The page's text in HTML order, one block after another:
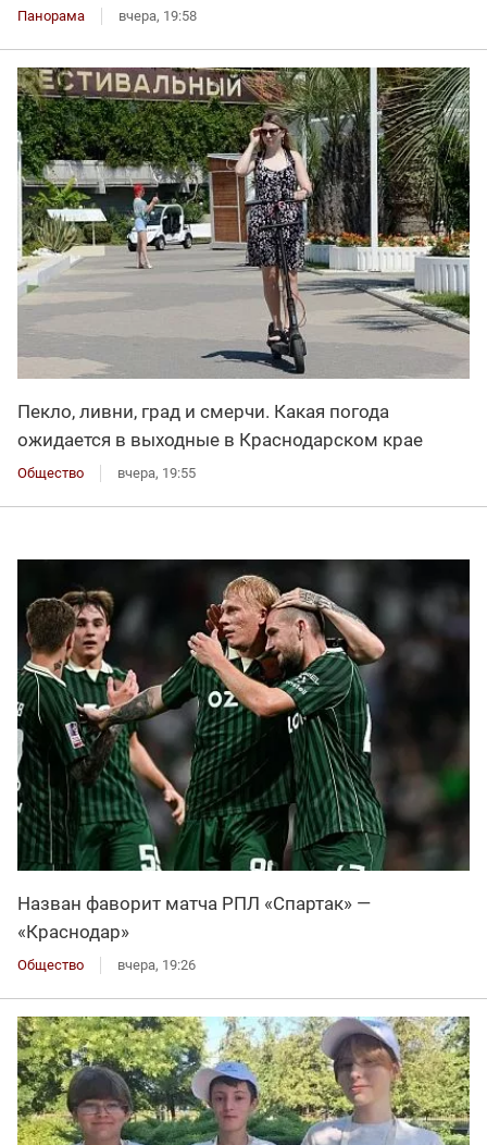
Панорама вчера, 19:58
Пекло, ливни, град и смерчи. Какая погода
ожидается в выходные в Краснодарском крае
Общество вчера, 19:55
Назван фаворит матча РПЛ «Спартак» —
«Краснодар»
Общество вчера, 19:26